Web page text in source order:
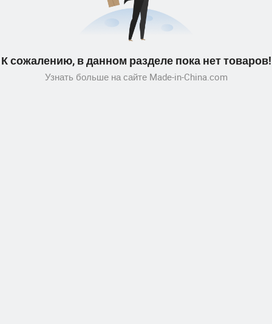
К сожалению, в данном разделе пока нет товаров!
Узнать больше на сайте Made-in-China.com